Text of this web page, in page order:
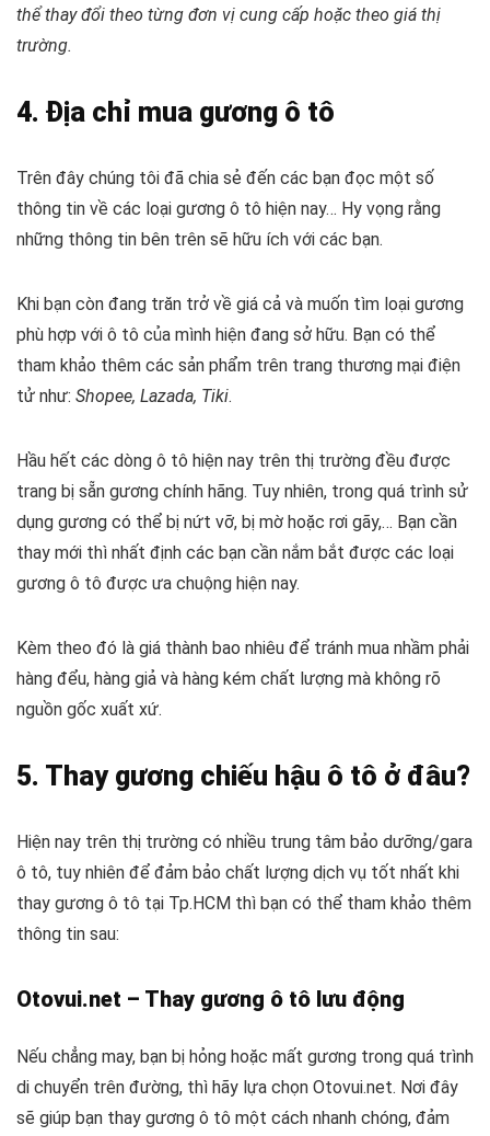
thể thay đổi theo từng đơn vị cung cấp hoặc theo giá thị
trường.
4. Địa chỉ mua gương ô tô
Trên đây chúng tôi đã chia sẻ đến các bạn đọc một số
thông tin về các loại gương ô tô hiện nay… Hy vọng rằng
những thông tin bên trên sẽ hữu ích với các bạn.
Khi bạn còn đang trăn trở về giá cả và muốn tìm loại gương
phù hợp với ô tô của mình hiện đang sở hữu. Bạn có thể
tham khảo thêm các sản phẩm trên trang thương mại điện
tử như: Shopee, Lazada, Tiki.
Hầu hết các dòng ô tô hiện nay trên thị trường đều được
trang bị sẵn gương chính hãng. Tuy nhiên, trong quá trình sử
dụng gương có thể bị nứt vỡ, bị mờ hoặc rơi gãy,… Bạn cần
thay mới thì nhất định các bạn cần nắm bắt được các loại
gương ô tô được ưa chuộng hiện nay.
Kèm theo đó là giá thành bao nhiêu để tránh mua nhầm phải
hàng đểu, hàng giả và hàng kém chất lượng mà không rõ
nguồn gốc xuất xứ.
5. Thay gương chiếu hậu ô tô ở đâu?
Hiện nay trên thị trường có nhiều trung tâm bảo dưỡng/gara
ô tô, tuy nhiên để đảm bảo chất lượng dịch vụ tốt nhất khi
thay gương ô tô tại Tp.HCM thì bạn có thể tham khảo thêm
thông tin sau:
Otovui.net – Thay gương ô tô lưu động
Nếu chẳng may, bạn bị hỏng hoặc mất gương trong quá trình
di chuyển trên đường, thì hãy lựa chọn Otovui.net. Nơi đây
sẽ giúp bạn thay gương ô tô một cách nhanh chóng, đảm